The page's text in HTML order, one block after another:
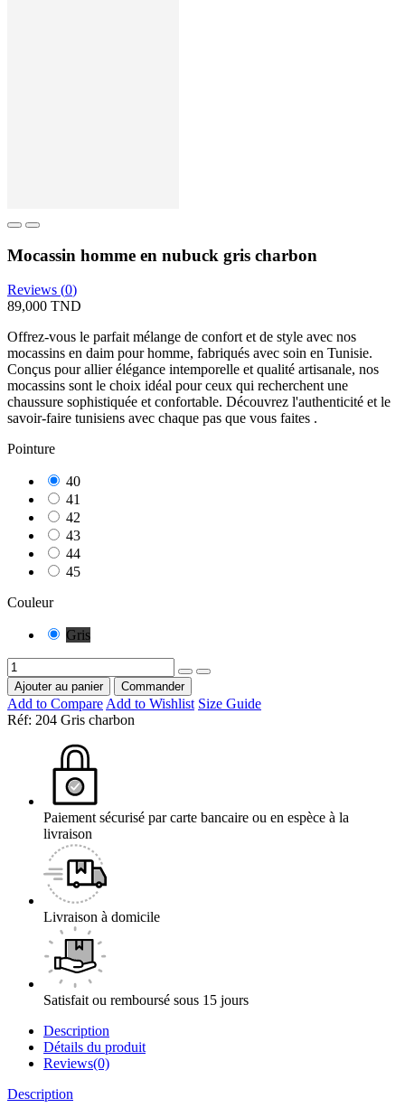
Mocassin homme en nubuck gris charbon
Reviews (0)
89,000 TND
Offrez-vous le parfait mélange de confort et de style avec nos
mocassins en daim pour homme, fabriqués avec soin en Tunisie.
Conçus pour allier élégance intemporelle et qualité artisanale, nos
mocassins sont le choix idéal pour ceux qui recherchent une
chaussure sophistiquée et confortable. Découvrez l'authenticité et le
savoir-faire tunisiens avec chaque pas que vous faites .
Pointure
40
41
42
43
44
45
Couleur
Gris
Ajouter au panier Commander
Add to CompareAdd to Wishlist Size Guide
Réf: 204 Gris charbon
Paiement sécurisé par carte bancaire ou en espèce à la
livraison
Livraison à domicile
Satisfait ou remboursé sous 15 jours
Description
Détails du produit
Reviews(0)
Description